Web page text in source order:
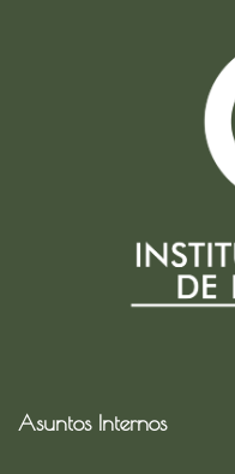
Asuntos Internos